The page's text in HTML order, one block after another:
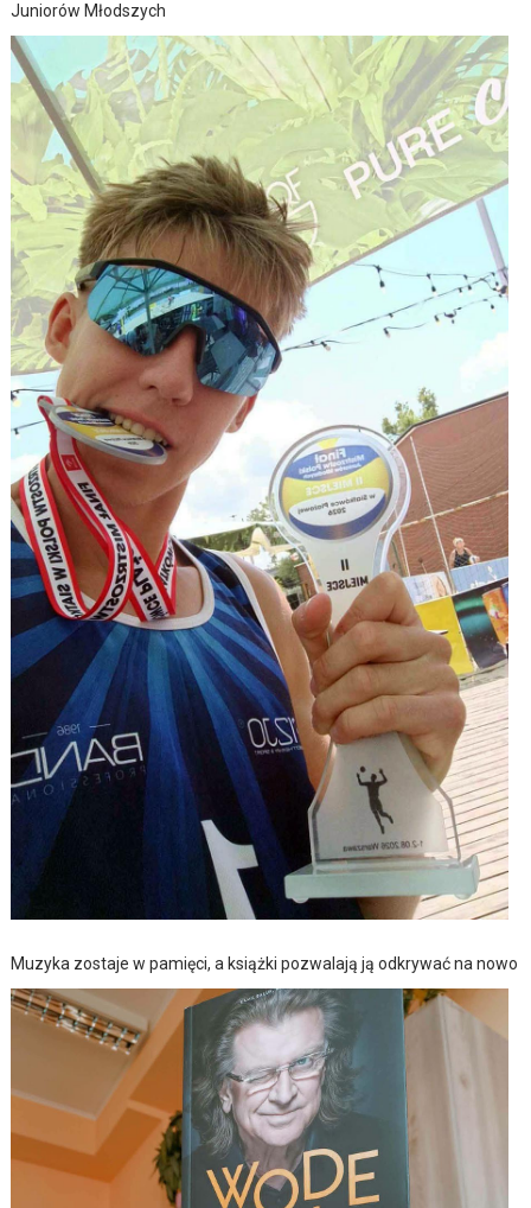
Juniorów Młodszych
Muzyka zostaje w pamięci, a książki pozwalają ją odkrywać na nowo